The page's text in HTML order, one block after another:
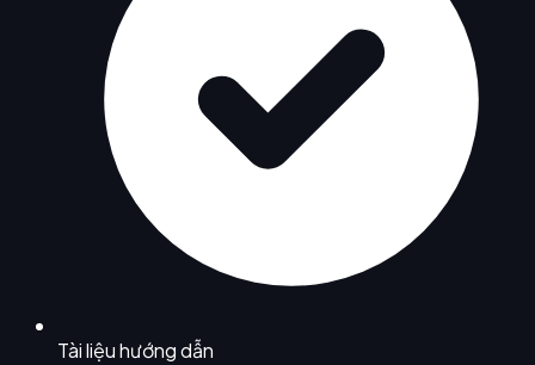
Tài liệu hướng dẫn